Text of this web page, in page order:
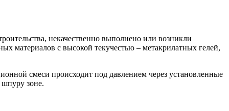
некачественно выполнено или возникли
материалов с высокой текучестью – метакрилатных гелей,
смеси происходит под давлением через установленные
зоне.